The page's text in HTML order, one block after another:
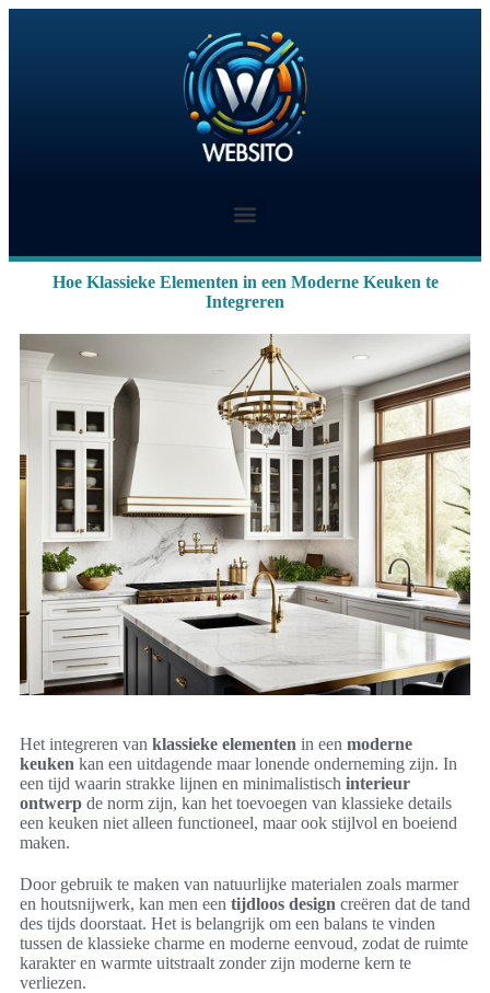
Hoe Klassieke Elementen in een Moderne Keuken te
Integreren
Het integreren van klassieke elementen in een moderne
keuken kan een uitdagende maar lonende onderneming zijn. In
een tijd waarin strakke lijnen en minimalistisch interieur
ontwerp de norm zijn, kan het toevoegen van klassieke details
een keuken niet alleen functioneel, maar ook stijlvol en boeiend
maken.
Door gebruik te maken van natuurlijke materialen zoals marmer
en houtsnijwerk, kan men een tijdloos design creëren dat de tand
des tijds doorstaat. Het is belangrijk om een balans te vinden
tussen de klassieke charme en moderne eenvoud, zodat de ruimte
karakter en warmte uitstraalt zonder zijn moderne kern te
verliezen.